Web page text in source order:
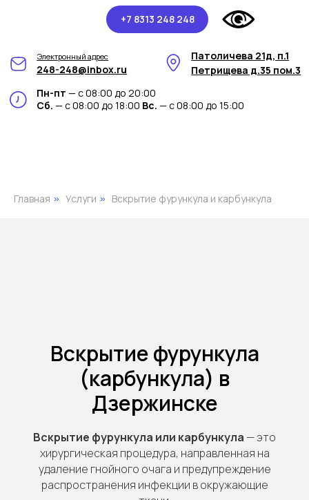
+7 8313 248 248
Пн-пт — с 08:00 до 20:00
Сб.— с 08:00 до 18:00Вс.— с 08:00 до 15:00
Главная » Услуги » Вскрытие фурункула и карбункула
Вскрытие фурункула
(карбункула) в
Дзержинске
Вскрытие фурункула или карбункула — это
хирургическая процедура, направленная на
удаление гнойного очага и предупреждение
распространения инфекции в окружающие